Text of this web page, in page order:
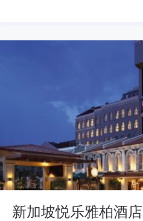
新加坡悦乐雅柏酒